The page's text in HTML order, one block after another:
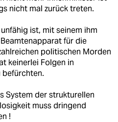
nicht mal zurück treten.
ist, mit seinem ihm
für die
politischen Morden
keinerlei Folgen in
befürchten.
System der strukturellen
muss dringend
!